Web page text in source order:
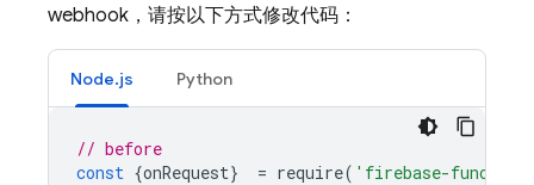
webhook，请按以下方式修改代码：
Node.js Python
// before
const {onRequest} = require( 'firebase-